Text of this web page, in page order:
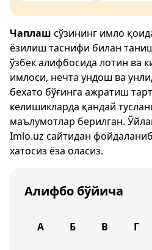
Чаплаш сўзининг имло
ёзилиш таснифи билан
ўзбек алифбосида лотин ва
имлоси, нечта ундош ва
бехато бўғинга ажратиш
келишикларда қандай
маълумотлар берилган.
Imlo.uz сайтидан
хатосиз ёза оласиз.
Алифбо бўйича
А Б В Г